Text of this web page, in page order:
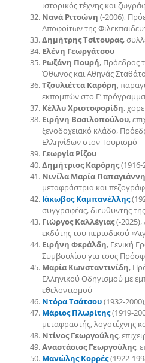
ιστορικός τέχνης και
Νανά Ριτσώνη (-2006),
Αποφοίτων της
Δημήτρης Τσίτουρας,
Ελένη Γεωργάτσου
Ρωξάνη Πουρή, Πρόεδρος
Όθωνος και Αθηνάς
Τζουλιέττα Καρόρη,
εκπομπών στο Γ’ πρόγραμμα
Κέλλυ Χριστοφορίδη,
Ειρήνη Βασιλοπούλου,
ξενοδοχειακό κλάδο,
Ελληνίδων στον Τουρισμό
Γεωργία Ρίζου
Δημήτριος Καρόρης(1916-
Νινίλα Μαρία Παπαγιάννη
μεταφράστρια και
Ιάκωβος Καμπανέλλης
συγγραφέας, διευθυντής
Γιώργος Καλλέγιας(-2025),
εκδότης του περιοδικού
Ειρήνη Φεράλδη, Γενική
Συμβουλίου για τους
Μαρία Κωνσταντινίδη,
Ελληνικού Οδηγισμού με
εθελοντισμού
Ντόρα Τσάτσου(1932-
Μάριος Πλωρίτης(1919-
μεταφραστής, λογοτέχνης
Ντίνος Γεωργούλης,
Αναστάσιος Γεωργούλης,
Μανώλης Κορρές(1922-